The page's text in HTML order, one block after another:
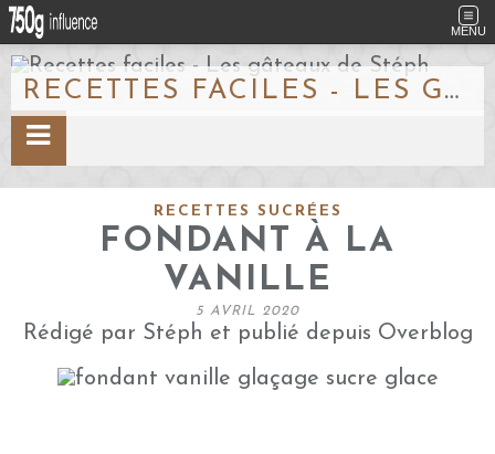
MENU
RECETTES FACILES - LES GÂTEAUX DE STÉPH
RECETTES SUCRÉES
FONDANT À LA
VANILLE
5 AVRIL 2020
Rédigé par Stéph et publié depuis Overblog